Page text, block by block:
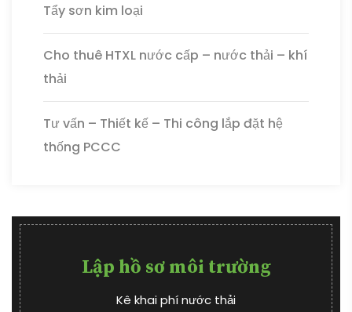
Tẩy sơn kim loại
Cho thuê HTXL nước cấp – nước thải – khí
thải
Tư vấn – Thiết kế – Thi công lắp đặt hệ
thống PCCC
Lập hồ sơ môi trường
Kê khai phí nước thải